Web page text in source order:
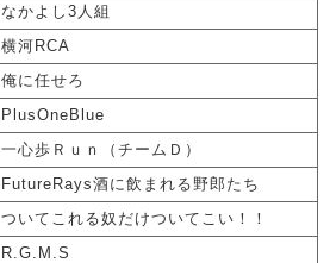
なかよし3人組
横河RCA
俺に任せろ
PlusOneBlue
一心歩Ｒｕｎ（チームＤ）
FutureRays酒に飲まれる野郎たち
ついてこれる奴だけついてこい！！
R.G.M.S